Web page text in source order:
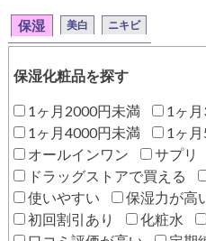
保湿 美白 ニキビ
保湿化粧品を探す
1ヶ月2000円未満
1ヶ月
1ヶ月4000円未満
1ヶ月
オールインワン
サプリ
ドラッグストアで買える
使いやすい
保湿力が高
初回割引あり
化粧水